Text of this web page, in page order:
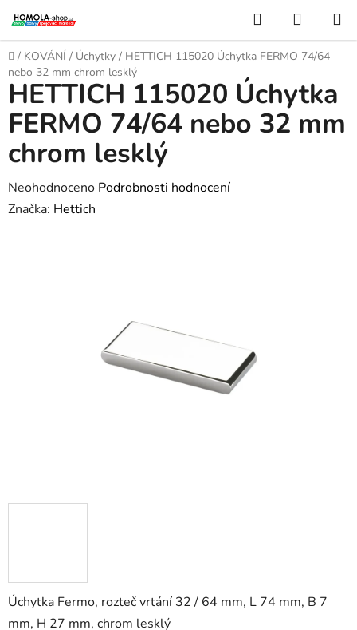
na
obsah
Hledat
KOŠÍK
Domů
/ KOVÁNÍ / Úchytky / HETTICH 115020 Úchytka FERMO 74/64
nebo 32 mm chrom lesklý
Úchytka Fermo, rozteč vrtání 32 / 64 mm, L 74 mm, B 7
mm, H 27 mm, chrom lesklý
HETTICH 115020 Úchytka
FERMO 74/64 nebo 32 mm
chrom lesklý
Průměrné
hodnocení
Neohodnoceno Podrobnosti hodnocení
Značka: Hettich